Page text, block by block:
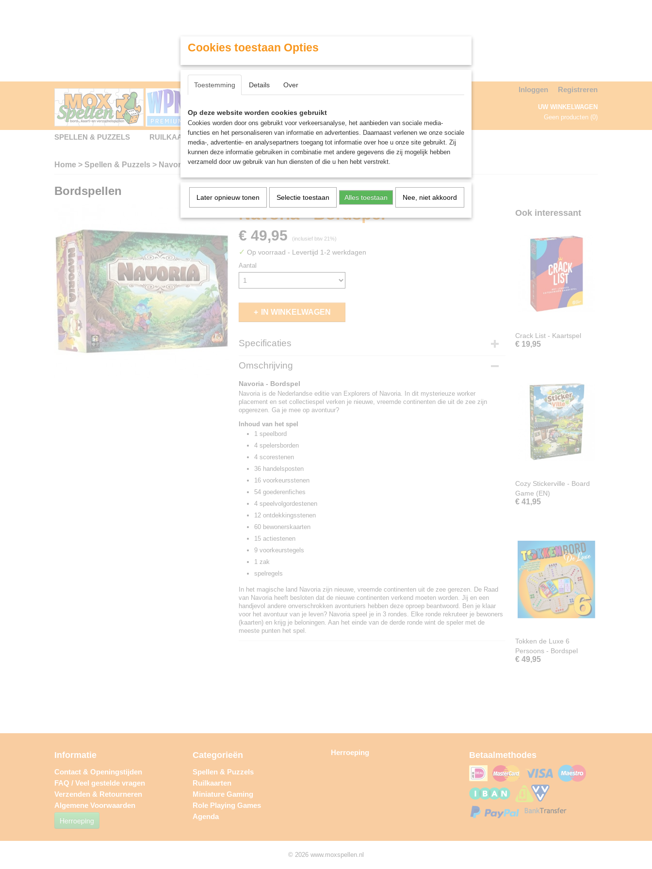
Contact & Openingstijden Inloggen Registreren
UW WINKELWAGEN
Geen producten (0)
SPELLEN & PUZZELS RUILKAARTEN MINIATURE GAMING ROLE PLAYING GAMES AGENDA
Home > Spellen & Puzzels > Navoria - Bordspel
Bordspellen
Navoria - Bordspel
€ 49,95 (inclusief btw 21%)
✓ Op voorraad - Levertijd 1-2 werkdagen
Aantal
IN WINKELWAGEN
Specificaties
EAN code
Omschrijving
Navoria - Bordspel
Navoria is de Nederlandse editie van Explorers of Navoria. In dit mysterieuze worker
placement en set collectiespel verken je nieuwe, vreemde continenten die uit de zee zijn
opgerezen. Ga je mee op avontuur?
Inhoud van het spel
1 speelbord
4 spelersborden
4 scorestenen
36 handelsposten
16 voorkeursstenen
54 goederenfiches
4 speelvolgordestenen
12 ontdekkingsstenen
60 bewonerskaarten
15 actiestenen
9 voorkeurstegels
1 zak
spelregels
In het magische land Navoria zijn nieuwe, vreemde continenten uit de zee gerezen. De Raad
van Navoria heeft besloten dat de nieuwe continenten verkend moeten worden. Jij en een
handjevol andere onverschrokken avonturiers hebben deze oproep beantwoord. Ben je klaar
voor het avontuur van je leven? Navoria speel je in 3 rondes. Elke ronde rekruteer je bewoners
(kaarten) en krijg je beloningen. Aan het einde van de derde ronde wint de speler met de
meeste punten het spel.
Ook interessant
Crack List - Kaartspel
€ 19,95
Cozy Stickerville - Board
Game (EN)
€ 41,95
Tokken de Luxe 6
Persoons - Bordspel
€ 49,95
Informatie
Contact & Openingstijden
FAQ / Veel gestelde vragen
Verzenden & Retourneren
Algemene Voorwaarden
Herroeping
Categorieën
Spellen & Puzzels
Ruilkaarten
Miniature Gaming
Role Playing Games
Agenda
Herroeping Betaalmethodes
© 2026 www.moxspellen.nl
Cookies toestaan Opties
Toestemming Details Over
Op deze website worden cookies gebruikt
Cookies worden door ons gebruikt voor verkeersanalyse, het aanbieden van sociale media-
functies en het personaliseren van informatie en advertenties. Daarnaast verlenen we onze sociale
media-, advertentie- en analysepartners toegang tot informatie over hoe u onze site gebruikt. Zij
kunnen deze informatie gebruiken in combinatie met andere gegevens die zij mogelijk hebben
verzameld door uw gebruik van hun diensten of die u hen hebt verstrekt.
Later opnieuw tonen Selectie toestaan Alles toestaan Nee, niet akkoord